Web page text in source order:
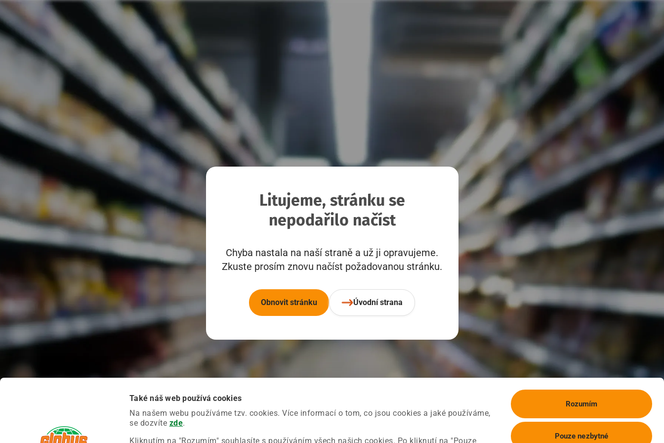
Také náš web používá cookies
Na našem webu používáme tzv. cookies. Více informací o tom, co jsou cookies a jaké používáme,
se dozvíte zde.
Kliknutím na "Rozumím" souhlasíte s používáním všech našich cookies. Po kliknutí na "Pouze
Rozumím
Pouze nezbytné
Litujeme, stránku se
nepodařilo načíst
Chyba nastala na naší straně a už ji opravujeme.
Zkuste prosím znovu načíst požadovanou stránku.
Obnovit stránku Úvodní strana